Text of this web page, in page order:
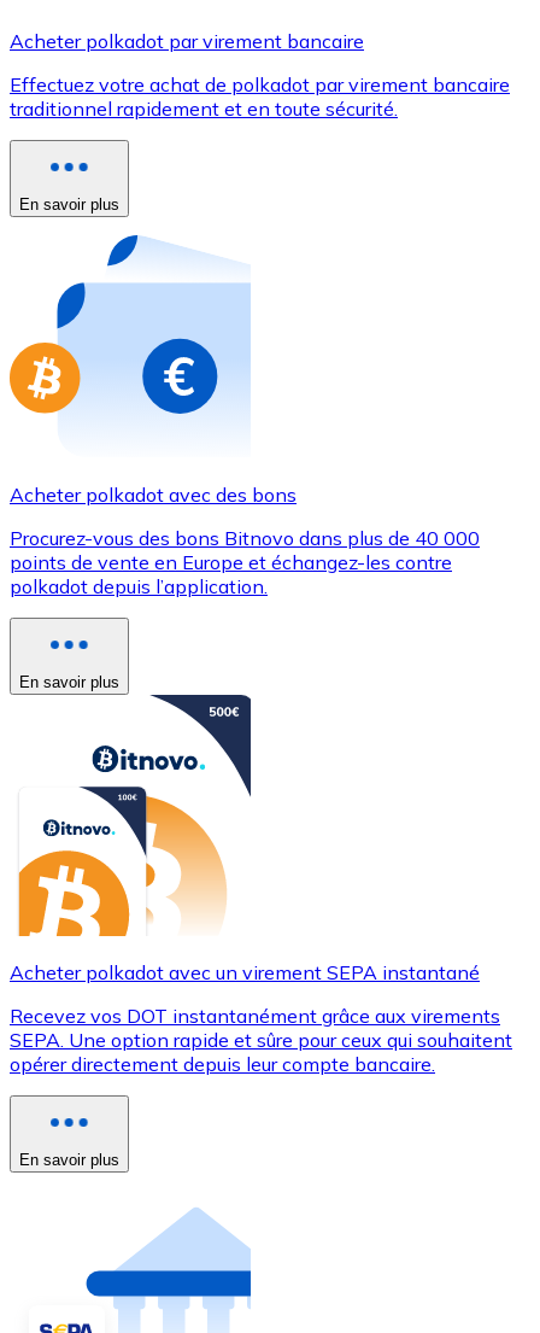
Utilisez les cartes Visa et Mastercard pour acheter
Acheter avec carte
Nouveau
Achetez des cartes-cadeaux de vos marques
Aller à la boutique de cartes-cadeaux
Acheter polkadot par virement bancaire
Effectuez votre achat de polkadot par virement bancaire
traditionnel rapidement et en toute sécurité.
En savoir plus
Acheter polkadot avec des bons
Procurez-vous des bons Bitnovo dans plus de 40 000
points de vente en Europe et échangez-les contre
polkadot depuis l’application.
En savoir plus
Acheter polkadot avec un virement SEPA instantané
Recevez vos DOT instantanément grâce aux virements
SEPA. Une option rapide et sûre pour ceux qui souhaitent
opérer directement depuis leur compte bancaire.
En savoir plus